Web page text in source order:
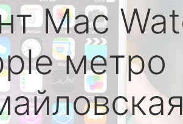
Mac
метро